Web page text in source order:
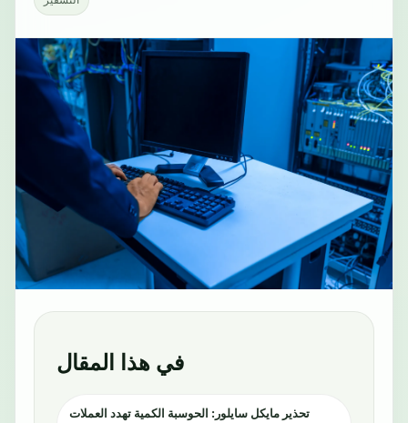
في هذا المقال
تحذير مايكل سايلور: الحوسبة الكمية تهدد العملات